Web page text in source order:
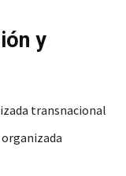
y
transnacional